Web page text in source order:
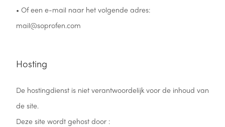
• Of een e-mail naar het volgende adres:
mail@soprofen.com
Hosting
De hostingdienst is niet verantwoordelijk voor de inhoud van
de site.
Deze site wordt gehost door :